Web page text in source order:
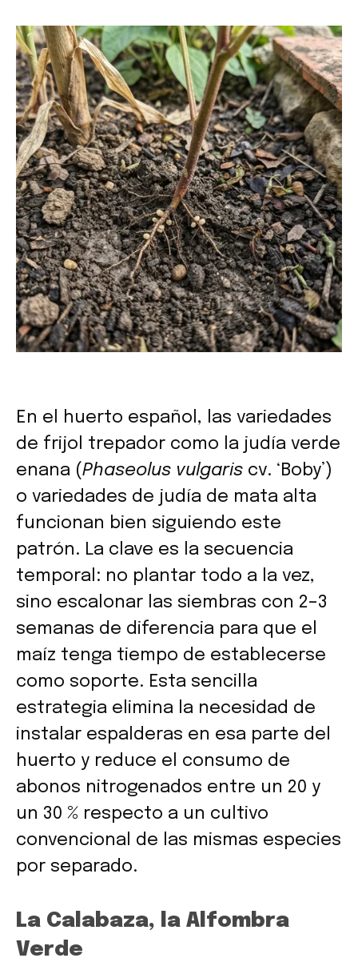
En el huerto español, las variedades
de frijol trepador como la judía verde
enana (Phaseolus vulgaris cv. ‘Boby’)
o variedades de judía de mata alta
funcionan bien siguiendo este
patrón. La clave es la secuencia
temporal: no plantar todo a la vez,
sino escalonar las siembras con 2–3
semanas de diferencia para que el
maíz tenga tiempo de establecerse
como soporte. Esta sencilla
estrategia elimina la necesidad de
instalar espalderas en esa parte del
huerto y reduce el consumo de
abonos nitrogenados entre un 20 y
un 30 % respecto a un cultivo
convencional de las mismas especies
por separado.
La Calabaza, la Alfombra
Verde